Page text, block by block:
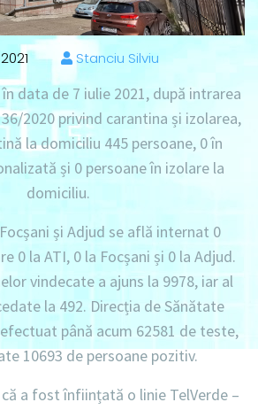
Stanciu Silviu
data de 7 iulie 2021, după intrarea
2020 privind carantina și izolarea,
la domiciliu 445 persoane, 0în
și 0 persoane în izolare la
domiciliu.
și Adjud se află internat 0
0 la ATI, 0 la Focșani și 0 la Adjud.
vindecate a ajuns la 9978,iar al
la 492. Direcția de Sănătate
până acum 62581 de teste,
10693 de persoane pozitiv.
a fost înființată o linie TelVerde –